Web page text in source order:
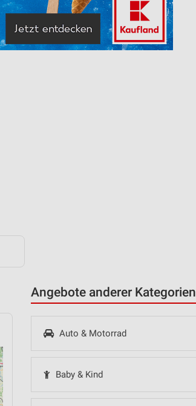
Angebote anderer Kategorien
Auto & Motorrad
Baby & Kind